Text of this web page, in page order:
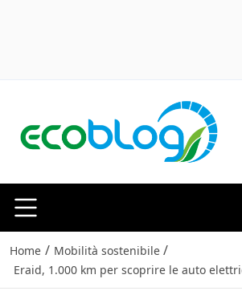
Home / Mobilità sostenibile /
Eraid, 1.000 km per scoprire le auto